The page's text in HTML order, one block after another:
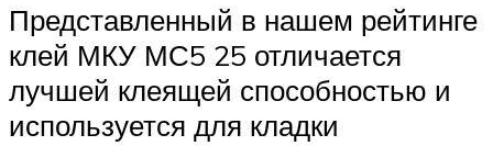
Представленный в нашем рейтинге
клей МКУ МС5 25 отличается
лучшей клеящей способностью и
используется для кладки